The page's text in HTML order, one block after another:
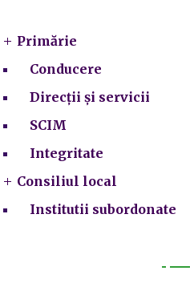
Primărie
Conducere
Direcții și servicii
SCIM
Integritate
Consiliul local
Institutii subordonate